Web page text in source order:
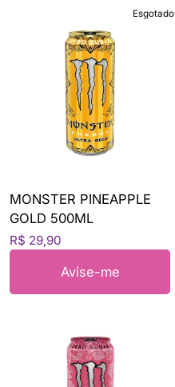
Esgotado
MONSTER PINEAPPLE
GOLD 500ML
R$ 29,90
Avise-me